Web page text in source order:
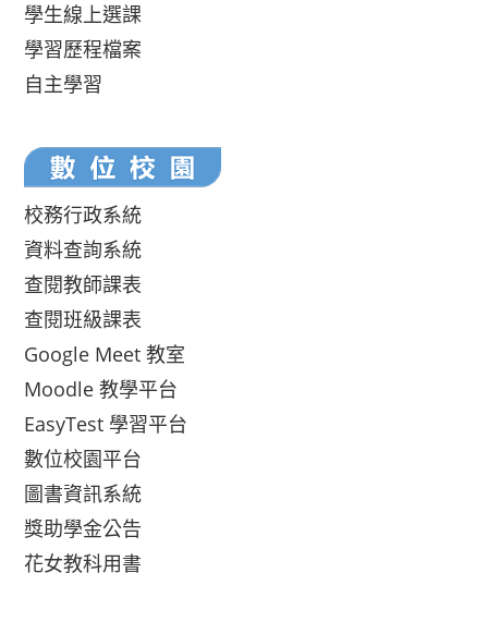
學生線上選課
學習歷程檔案
自主學習
校務行政系統
資料查詢系統
查閱教師課表
查閱班級課表
Google Meet 教室
Moodle 教學平台
EasyTest 學習平台
數位校園平台
圖書資訊系統
獎助學金公告
花女教科用書